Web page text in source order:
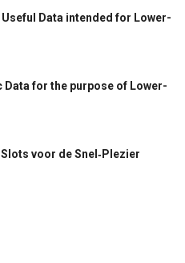
Data intended for Lower-
Data for the purpose of Lower-
voor de Snel‑Plezier